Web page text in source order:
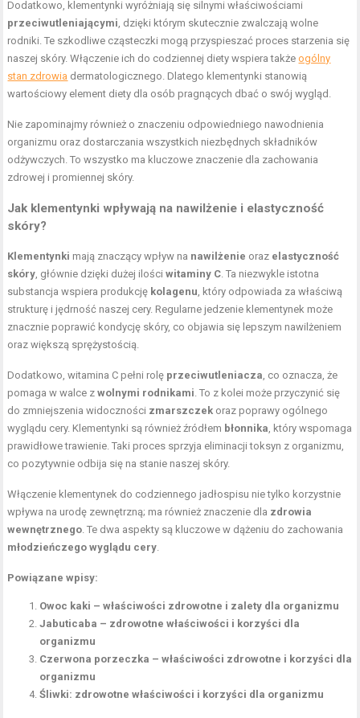
Dodatkowo, klementynki wyróżniają się silnymi właściwościami
przeciwutleniającymi, dzięki którym skutecznie zwalczają wolne
rodniki. Te szkodliwe cząsteczki mogą przyspieszać proces starzenia się
naszej skóry. Włączenie ich do codziennej diety wspiera takżeogólny
stan zdrowia dermatologicznego. Dlatego klementynki stanowią
wartościowy element diety dla osób pragnących dbać o swój wygląd.
Nie zapominajmy również o znaczeniu odpowiedniego nawodnienia
organizmu oraz dostarczania wszystkich niezbędnych składników
odżywczych. To wszystko ma kluczowe znaczenie dla zachowania
zdrowej i promiennej skóry.
Jak klementynki wpływają na nawilżenie i elastyczność
skóry?
Klementynki mają znaczący wpływ na nawilżenie oraz elastyczność
skóry, głównie dzięki dużej ilościwitaminy C. Ta niezwykle istotna
substancja wspiera produkcję kolagenu, który odpowiada za właściwą
strukturę i jędrność naszej cery. Regularne jedzenie klementynek może
znacznie poprawić kondycję skóry, co objawia się lepszym nawilżeniem
oraz większą sprężystością.
Dodatkowo, witamina C pełni rolę przeciwutleniacza, co oznacza, że
pomaga w walce zwolnymi rodnikami. To z kolei może przyczynić się
do zmniejszenia widoczności zmarszczek oraz poprawy ogólnego
wyglądu cery. Klementynki są również źródłem błonnika, który wspomaga
prawidłowe trawienie. Taki proces sprzyja eliminacji toksyn z organizmu,
co pozytywnie odbija się na stanie naszej skóry.
Włączenie klementynek do codziennego jadłospisu nie tylko korzystnie
wpływa na urodę zewnętrzną; ma również znaczenie dla zdrowia
wewnętrznego. Te dwa aspekty są kluczowe w dążeniu do zachowania
młodzieńczego wyglądu cery.
Powiązane wpisy:
Owoc kaki – właściwości zdrowotne i zalety dla organizmu
Jabuticaba – zdrowotne właściwości i korzyści dla
organizmu
Czerwona porzeczka – właściwości zdrowotne i korzyści dla
organizmu
Śliwki: zdrowotne właściwości i korzyści dla organizmu